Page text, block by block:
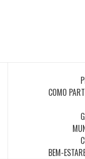
COMO
BEM-ESTAR